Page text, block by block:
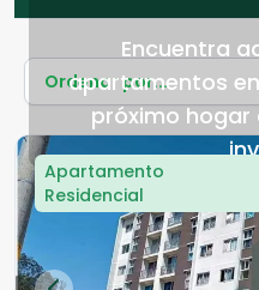
Encuentra
apartamentos
próximo hogar
Ordenar por...
Apartamento
Residencial